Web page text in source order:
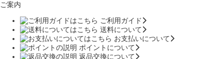
ご案内
ご利用ガイド
送料について
お支払いについて
ポイントについて
返品交換について